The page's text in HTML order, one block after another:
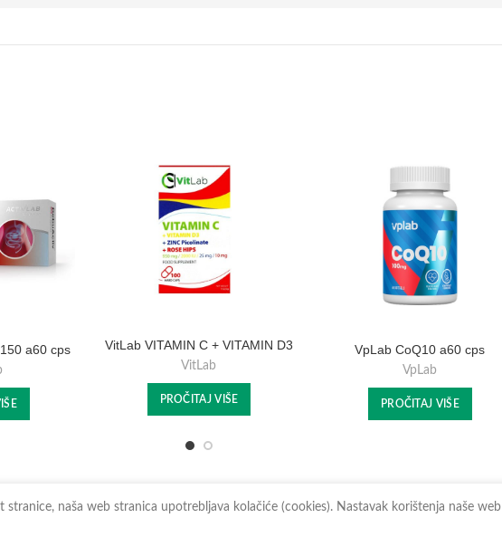
a60 cps
VitLab VITAMIN C + VITAMIN D3
+ CINK PIKOLINAT + EKSTRAKT
VitLab
PROČITAJ VIŠE
VpLab CoQ10 a60 cps
VpLab
PROČITAJ VIŠE
naša web stranica upotrebljava kolačiće (cookies). Nastavak korištenja naše web